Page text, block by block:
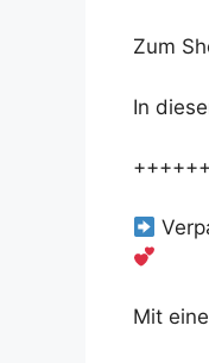
Zum
In
Mit